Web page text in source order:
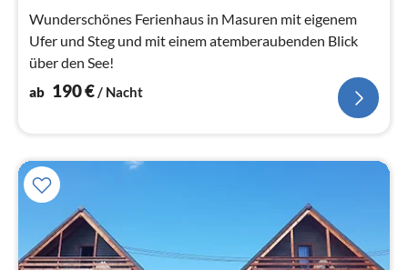
Wunderschönes Ferienhaus in Masuren mit eigenem
Ufer und Steg und mit einem atemberaubenden Blick
über den See!
ab 190€/ Nacht